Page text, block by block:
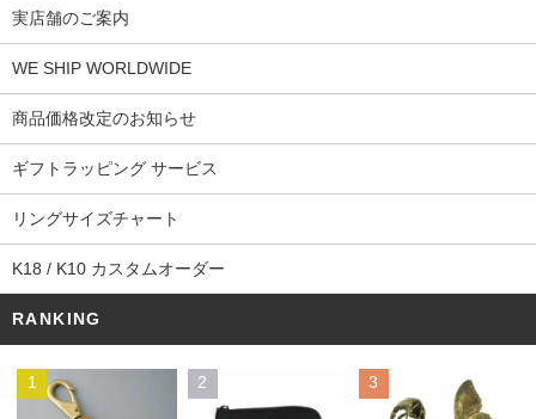
実店舗のご案内
WE SHIP WORLDWIDE
商品価格改定のお知らせ
ギフトラッピング サービス
リングサイズチャート
K18 / K10 カスタムオーダー
RANKING
1 2 3